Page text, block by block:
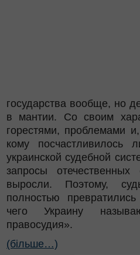
государства вообще, но
в мантии. Со своим
горестями, проблемами
кому посчастливилось
украинской судебной
запросы
выросли. Поэтому,
полностью
чего Украину
правосудия».
(більше…)